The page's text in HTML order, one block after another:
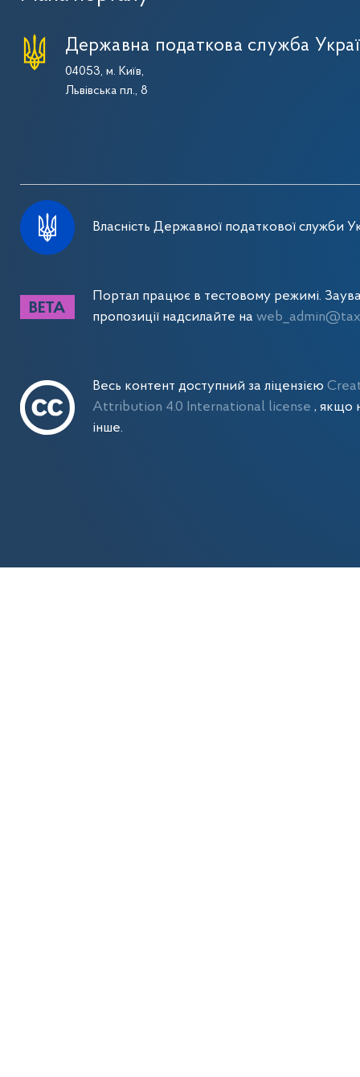
Державна податкова служба
04053, м. Київ,
Львівська пл., 8
Власність Державної податкової служби
Портал працює в тестовому режимі.
пропозиції надсилайте на
Весь контент доступний за ліцензією
Attribution 4.0 International license , якщо
інше.